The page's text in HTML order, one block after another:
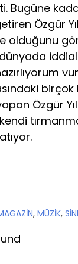
Bugüne
Özgür
olduğunu
birçok
Özgür
, MÜZİK,